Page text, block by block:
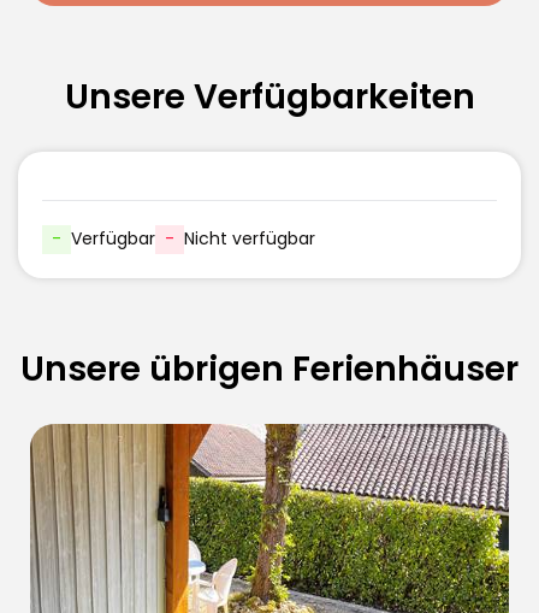
Unsere Verfügbarkeiten
- Verfügbar - Nicht verfügbar
Unsere übrigen Ferienhäuser